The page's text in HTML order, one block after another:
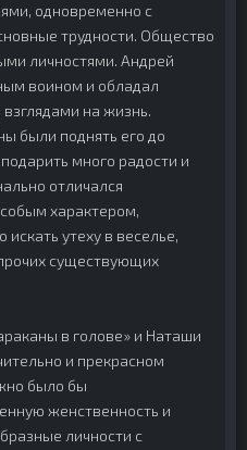
одновременно с
трудности. Общество
личностями. Андрей
воином и обладал
на жизнь.
были поднять его до
много радости и
отличался
характером,
утеху в веселье,
существующих
в голове» и Наташи
и прекрасном
было бы
женственность и
личности с